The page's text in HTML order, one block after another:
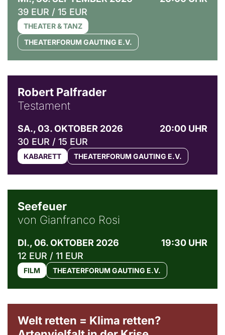
39 EUR / 15 EUR
THEATER & TANZ
THEATERFORUM GAUTING E.V.
Robert Palfrader
Testament
SA., 03. OKTOBER 2026
20:00 UHR
30 EUR / 15 EUR
KABARETT THEATERFORUM GAUTING E.V.
Seefeuer
von Gianfranco Rosi
DI., 06. OKTOBER 2026
19:30 UHR
12 EUR / 11 EUR
FILM THEATERFORUM GAUTING E.V.
Welt retten = Klima retten?